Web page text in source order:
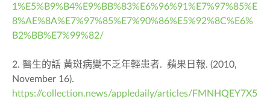
1%E5%B9%B4%E9%BB%83%E6%96%91%E7%97%85%E
8%AE%8A%E7%97%85%E7%90%86%E5%92%8C%E6%
B2%BB%E7%99%82/
2. 醫生的話 黃斑病變不乏年輕患者. 蘋果日報. (2010,
November 16).
https://collection.news/appledaily/articles/FMNHQEY7X5